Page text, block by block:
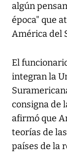
algún
época" que
América del
El
integran la
consigna de
afirmó que
teorías de
países de la